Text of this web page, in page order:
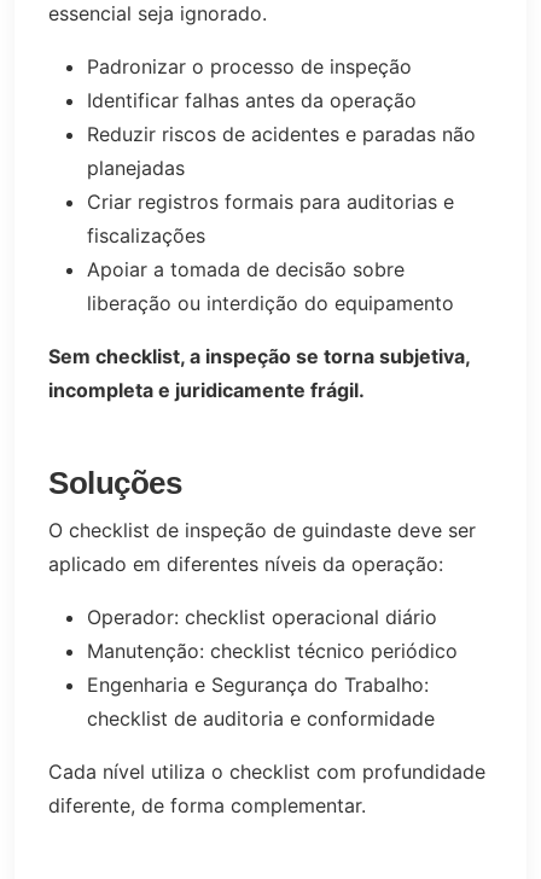
essencial seja ignorado.
Padronizar o processo de inspeção
Identificar falhas antes da operação
Reduzir riscos de acidentes e paradas não
planejadas
Criar registros formais para auditorias e
fiscalizações
Apoiar a tomada de decisão sobre
liberação ou interdição do equipamento
Sem checklist, a inspeção se torna subjetiva,
incompleta e juridicamente frágil.
Soluções
O checklist de inspeção de guindaste deve ser
aplicado em diferentes níveis da operação:
Operador: checklist operacional diário
Manutenção: checklist técnico periódico
Engenharia e Segurança do Trabalho:
checklist de auditoria e conformidade
Cada nível utiliza o checklist com profundidade
diferente, de forma complementar.